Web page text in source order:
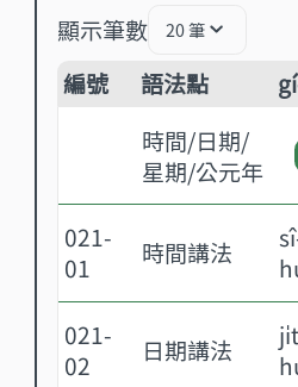
顯示筆數
20 筆查詢 - 顯示
編號 語法點
時間/日期/
星期/公元年
021-
01
時間講法
021-
02
日期講法